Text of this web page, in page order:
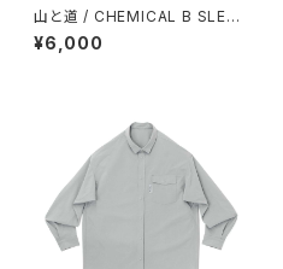
山と道 / CHEMICAL B SLEEV
ELESS（MEN）
¥6,000